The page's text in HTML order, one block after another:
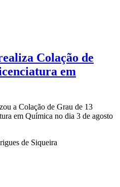
Colação de
em
a Colação de Grau de 13
em Química no dia 3 de agosto
de Siqueira